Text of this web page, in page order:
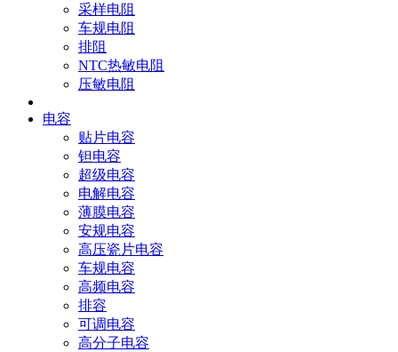
采样电阻
车规电阻
排阻
NTC热敏电阻
压敏电阻
电容
贴片电容
钽电容
超级电容
电解电容
薄膜电容
安规电容
高压瓷片电容
车规电容
高频电容
排容
可调电容
高分子电容